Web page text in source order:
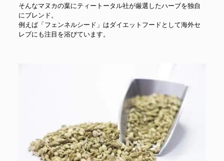
そんなマヌカの葉にティートータル社が厳選したハーブを独自
にブレンド。
例えば「フェンネルシード」はダイエットフードとして海外セ
レブにも注目を浴びています。